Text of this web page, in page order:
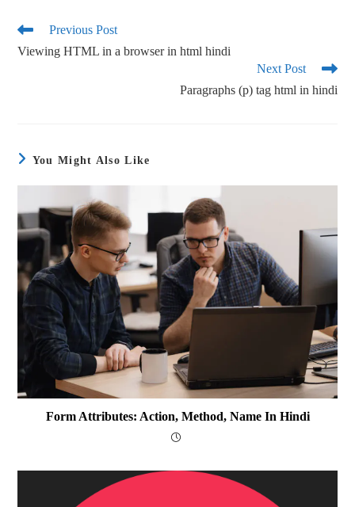
ok r
Previous Post
Viewing HTML in a browser in html hindi
Next Post
Paragraphs (p) tag html in hindi
You Might Also Like
Form Attributes: Action, Method, Name In Hindi